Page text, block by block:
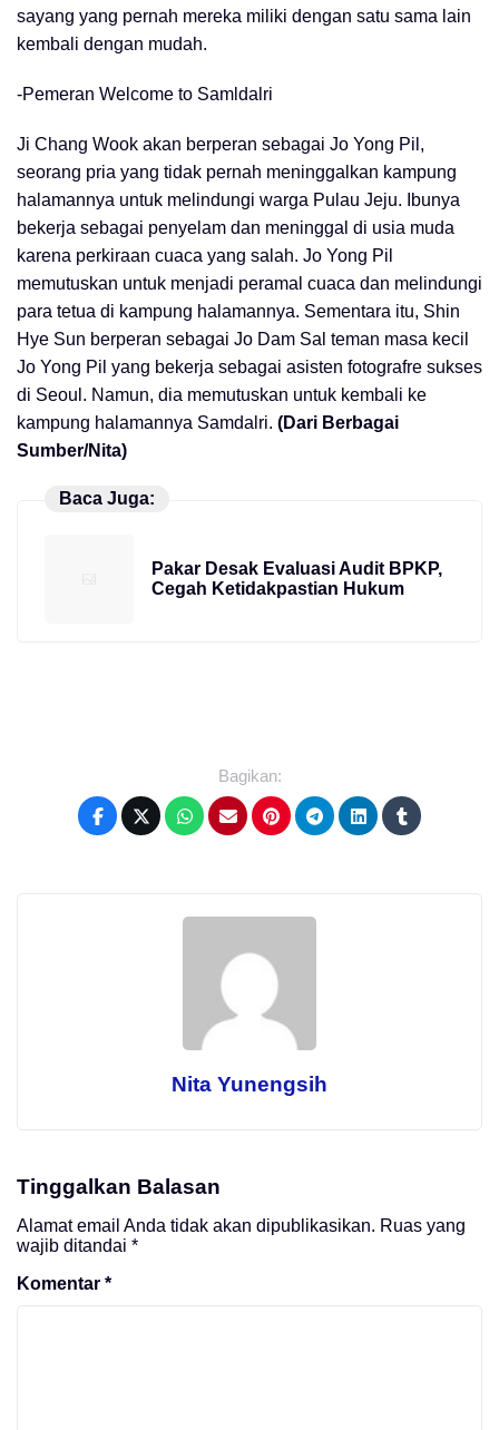
sayang yang pernah mereka miliki dengan satu sama lain
kembali dengan mudah.
-Pemeran Welcome to Samldalri
Ji Chang Wook akan berperan sebagai Jo Yong Pil,
seorang pria yang tidak pernah meninggalkan kampung
halamannya untuk melindungi warga Pulau Jeju. Ibunya
bekerja sebagai penyelam dan meninggal di usia muda
karena perkiraan cuaca yang salah. Jo Yong Pil
memutuskan untuk menjadi peramal cuaca dan melindungi
para tetua di kampung halamannya. Sementara itu, Shin
Hye Sun berperan sebagai Jo Dam Sal teman masa kecil
Jo Yong Pil yang bekerja sebagai asisten fotografre sukses
di Seoul. Namun, dia memutuskan untuk kembali ke
kampung halamannya Samdalri. (Dari Berbagai
Sumber/Nita)
Baca Juga:
Pakar Desak Evaluasi Audit BPKP,
Cegah Ketidakpastian Hukum
Bagikan:
Nita Yunengsih
Tinggalkan Balasan
Alamat email Anda tidak akan dipublikasikan. Ruas yang
wajib ditandai *
Komentar *